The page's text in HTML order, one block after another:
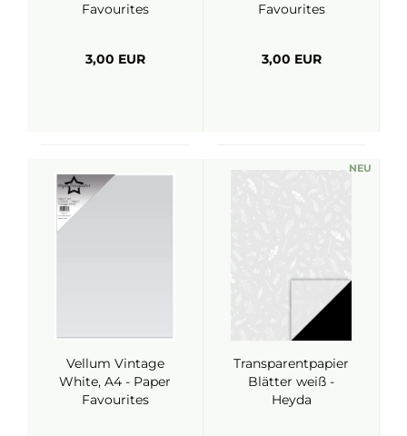
Favourites
3,00 EUR
Favourites
3,00 EUR
Vellum Vintage
White, A4 - Paper
Favourites
NEU
Transparentpapier
Blätter weiß -
Heyda